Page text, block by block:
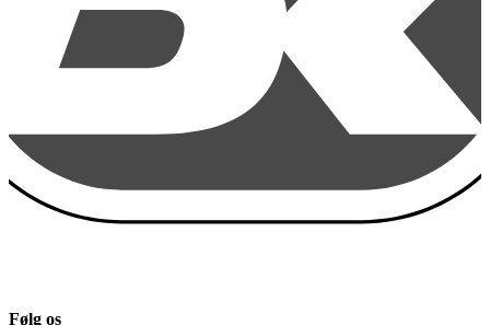
Følg os